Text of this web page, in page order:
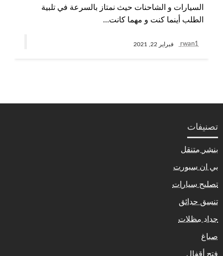
السيارات و الشاحنات حيث نمتاز بالسرعة في تلبية
الطلب أينما كنت و مهما كانت…
rwan1 فبراير 22, 2021
تصنيفات
بنشر متنقل
بي ان سبورت
تصليح سيارات
تنسق حدائق
حداد مظلات
صباغ
فتح أقفال